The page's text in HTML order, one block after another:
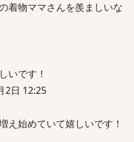
着物ママさんを羨ましいな
いです！
2日 12:25
え始めていて嬉しいです！